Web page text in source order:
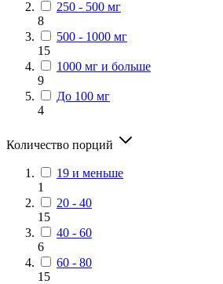
250 - 500 мг
8
500 - 1000 мг
15
1000 мг и больше
9
До 100 мг
4
Количество порций
19 и меньше
1
20 - 40
15
40 - 60
6
60 - 80
15